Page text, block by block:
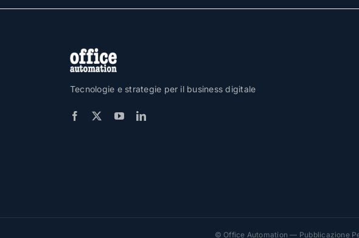
Tecnologie e strategie per il business digitale
© Office Automation — Pubblicazione